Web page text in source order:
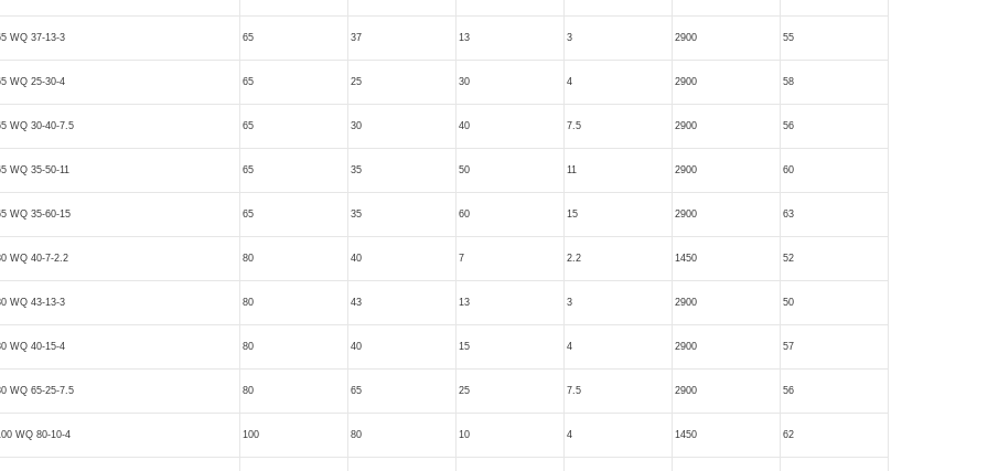
WQ 37-13-3 65 37 13 3 2900 55
WQ 25-30-4 65 25 30 4 2900 58
WQ 30-40-7.5 65 30 40 7.5 2900 56
WQ 35-50-11 65 35 50 11 2900 60
WQ 35-60-15 65 35 60 15 2900 63
WQ 40-7-2.2 80 40 7 2.2 1450 52
WQ 43-13-3 80 43 13 3 2900 50
WQ 40-15-4 80 40 15 4 2900 57
WQ 65-25-7.5 80 65 25 7.5 2900 56
WQ 80-10-4 100 80 10 4 1450 62